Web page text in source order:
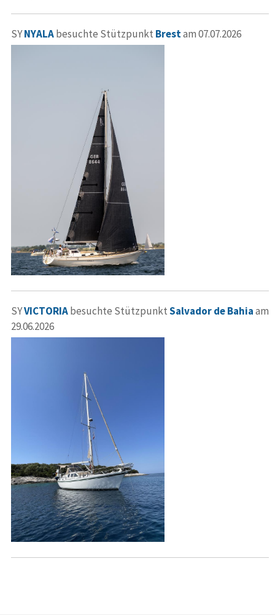
SYNYALAbesuchte Stützpunkt Brestam 07.07.2026
SYVICTORIAbesuchte StützpunktSalvador de Bahiaam
29.06.2026